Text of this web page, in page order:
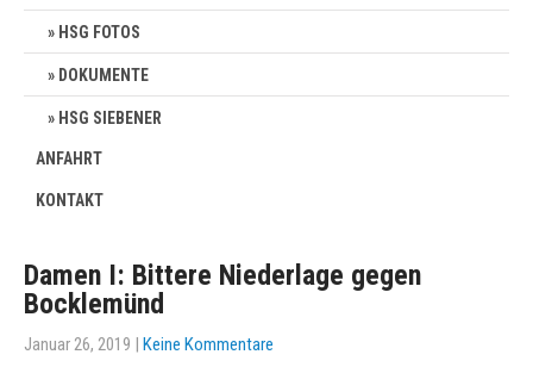
HSG FOTOS
DOKUMENTE
HSG SIEBENER
ANFAHRT
KONTAKT
Damen I: Bittere Niederlage gegen
Bocklemünd
Januar 26, 2019 | Keine Kommentare